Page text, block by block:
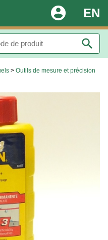
EN
account_circle
search
> Outils de mesure et précision